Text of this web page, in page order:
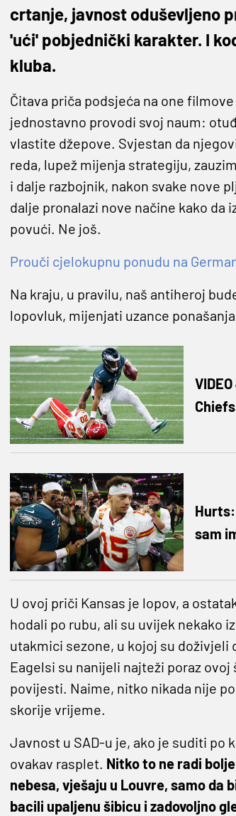
crtanje, javnost oduševljeno
'ući' pobjednički karakter. I
kluba.
Čitava priča podsjeća na one
jednostavno provodi svoj naum:
vlastite džepove. Svjestan da
reda, lupež mijenja strategiju,
i dalje razbojnik, nakon svake nove
dalje pronalazi nove načine kako da
povući. Ne još.
Prouči cjelokupnu ponudu na
Na kraju, u pravilu, naš antiheroj
lopovluk, mijenjati uzance
Hurts:
sam
U ovoj priči Kansas je lopov, a
hodali po rubu, ali su uvijek nekako
utakmici sezone, u kojoj su doživjeli
Eagelsi su nanijeli najteži poraz
povijesti. Naime, nitko nikada nije
skorije vrijeme.
Javnost u SAD-u je, ako je suditi po
ovakav rasplet. Nitko to ne radi
nebesa, vješaju u Louvre, samo da
bacili upaljenu šibicu i zadovoljno